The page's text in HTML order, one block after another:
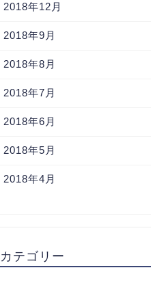
2018年12月
2018年9月
2018年8月
2018年7月
2018年6月
2018年5月
2018年4月
カテゴリー